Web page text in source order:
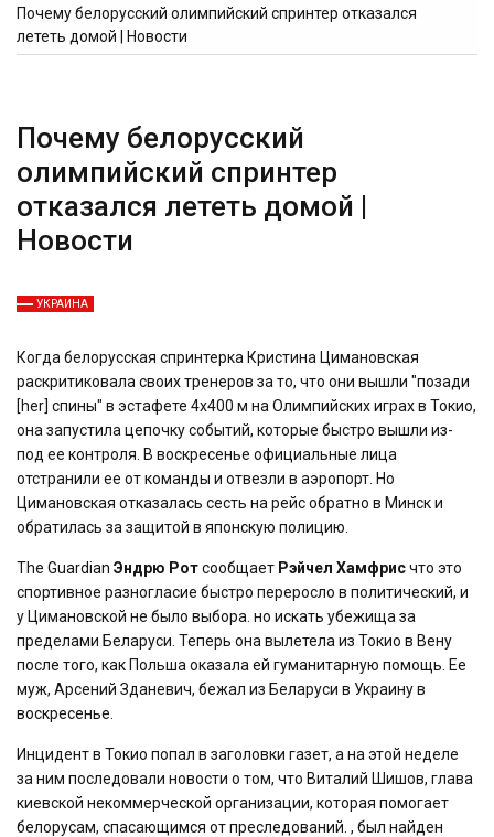
Почему белорусский олимпийский спринтер отказался
лететь домой | Новости
Почему белорусский
олимпийский спринтер
отказался лететь домой |
Новости
УКРАИНА
Когда белорусская спринтерка Кристина Цимановская
раскритиковала своих тренеров за то, что они вышли "позади
[her] спины" в эстафете 4х400 м на Олимпийских играх в Токио,
она запустила цепочку событий, которые быстро вышли из-
под ее контроля. В воскресенье официальные лица
отстранили ее от команды и отвезли в аэропорт. Но
Цимановская отказалась сесть на рейс обратно в Минск и
обратилась за защитой в японскую полицию.
The Guardian Эндрю Ротсообщает Рэйчел Хамфрисчто это
спортивное разногласие быстро переросло в политический, и
у Цимановской не было выбора. но искать убежища за
пределами Беларуси. Теперь она вылетела из Токио в Вену
после того, как Польша оказала ей гуманитарную помощь. Ее
муж, Арсений Зданевич, бежал из Беларуси в Украину в
воскресенье.
Инцидент в Токио попал в заголовки газет, а на этой неделе
за ним последовали новости о том, что Виталий Шишов, глава
киевской некоммерческой организации, которая помогает
белорусам, спасающимся от преследований. , был найден